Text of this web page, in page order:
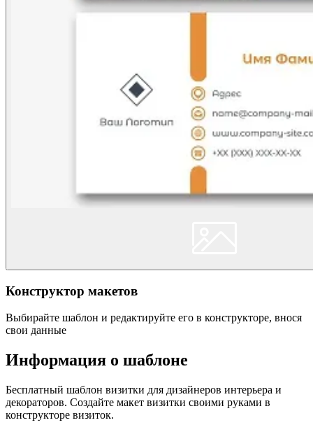
Конструктор макетов
Выбирайте шаблон и редактируйте его в конструкторе, внося
свои данные
Информация о шаблоне
Бесплатный шаблон визитки для дизайнеров интерьера и
декораторов. Создайте макет визитки своими руками в
конструкторе визиток.